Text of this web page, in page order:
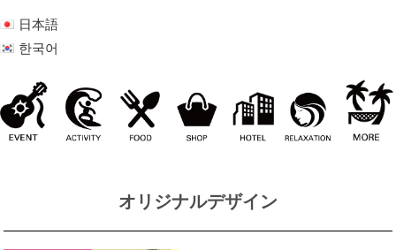
日本語
한국어
オリジナルデザイン